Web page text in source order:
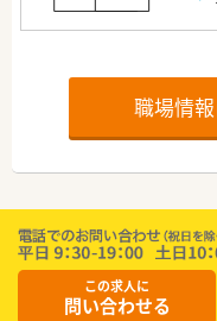
職場情
この求人に
問い合わせる